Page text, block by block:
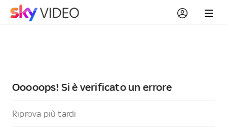
Ooooops! Si è verificato un errore
Riprova più tardi